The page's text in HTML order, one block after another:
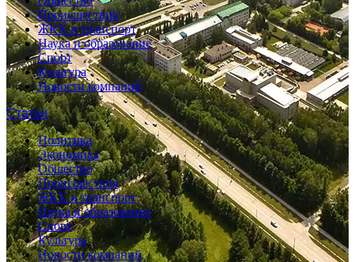
Происшествия
ЖКХ и транспорт
Наука и образование
Спорт
Культура
Новости компаний
Статьи
Политика
Экономика
Общество
Происшествия
ЖКХ и транспорт
Наука и образование
Спорт
Культура
Новости компаний